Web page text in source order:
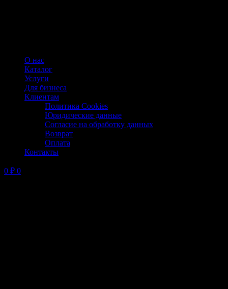
О нас
Каталог
Услуги
Для бизнеса
Клиентам
Политика Cookies
Юридические данные
Согласие на обработку данных
Возврат
Оплата
Контакты
0 ₽ 0